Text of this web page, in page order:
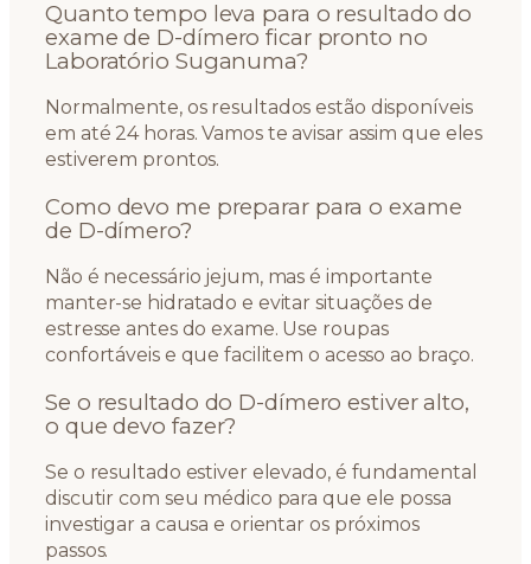
Quanto tempo leva para o resultado do
exame de D-dímero ficar pronto no
Laboratório Suganuma?
Normalmente, os resultados estão disponíveis
em até 24 horas. Vamos te avisar assim que eles
estiverem prontos.
Como devo me preparar para o exame
de D-dímero?
Não é necessário jejum, mas é importante
manter-se hidratado e evitar situações de
estresse antes do exame. Use roupas
confortáveis e que facilitem o acesso ao braço.
Se o resultado do D-dímero estiver alto,
o que devo fazer?
Se o resultado estiver elevado, é fundamental
discutir com seu médico para que ele possa
investigar a causa e orientar os próximos
passos.